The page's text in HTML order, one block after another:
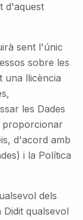
d'aquest
sent l'únic
sobre les
una llicència
les Dades
proporcionar
d'acord amb
i la Política
dels
qualsevol